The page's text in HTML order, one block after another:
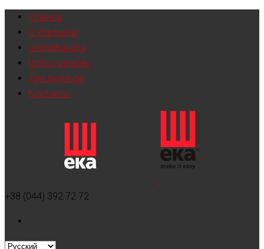
Главная
О компании
Сертификаты
Пресс-релизы
Для дилеров
Контакты
+38 (044) 392 72 72